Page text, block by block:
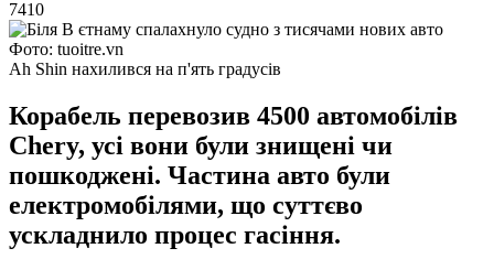
7410
Фото: tuoitre.vn
Ah Shin нахилився на п'ять градусів
Корабель перевозив 4500 автомобілів
Chery, усі вони були знищені чи
пошкоджені. Частина авто були
електромобілями, що суттєво
ускладнило процес гасіння.